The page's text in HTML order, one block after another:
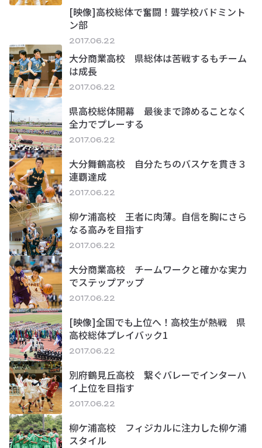
[映像]高校総体で奮闘！聾学校バドミント
ン部
2017.06.22
大分商業高校 県総体は苦戦するもチーム
は成長
2017.06.22
県高校総体開幕 最後まで諦めることなく
全力でプレーする
2017.06.22
大分舞鶴高校 自分たちのバスケを貫き３
連覇達成
2017.06.22
柳ケ浦高校 王者に肉薄。自信を胸にさら
なる高みを目指す
2017.06.22
大分商業高校 チームワークと確かな実力
でステップアップ
2017.06.22
[映像]全国でも上位へ！高校生が熱戦 県
高校総体プレイバック1
2017.06.22
別府鶴見丘高校 繋ぐバレーでインターハ
イ上位を目指す
2017.06.22
柳ケ浦高校 フィジカルに注力した柳ケ浦
スタイル